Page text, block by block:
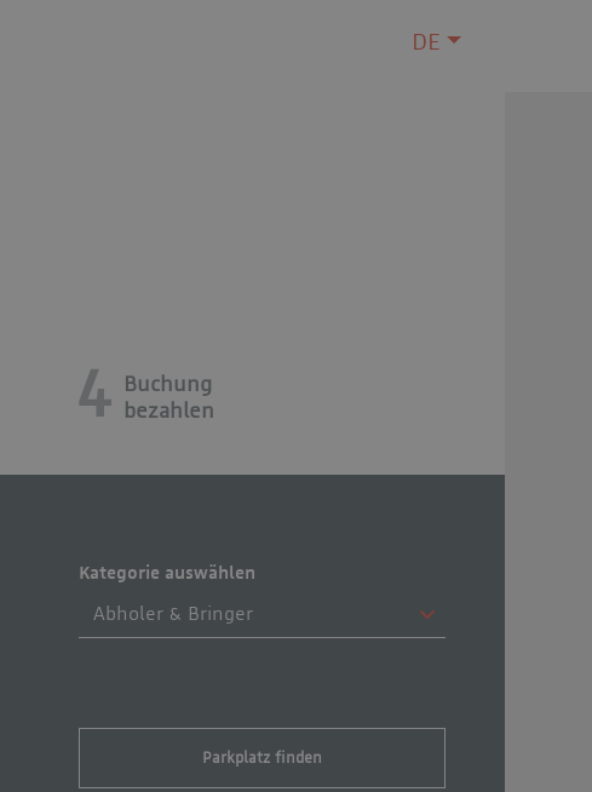
DE
4
Buchung
bezahlen
Kategorie auswählen
Parkplatz finden